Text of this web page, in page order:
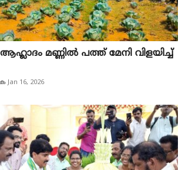
ആഹ്ലാദം മണ്ണിൽ പത്ത് മേനി വിളയിച്ച്
Jan 16, 2026